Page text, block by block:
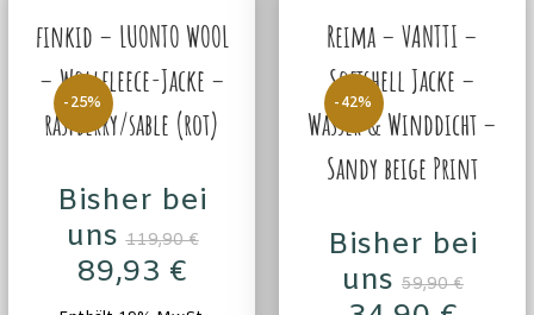
-25%
finkid – LUONTO WOOL
– Wollfleece-Jacke –
raspberry/sable (rot)
Bisher bei
uns 119,90€
89,93 €
-42%
Reima – VANTTI –
Softshell Jacke –
Wasser & Winddicht –
Sandy beige Print
Bisher bei
uns 59,90€